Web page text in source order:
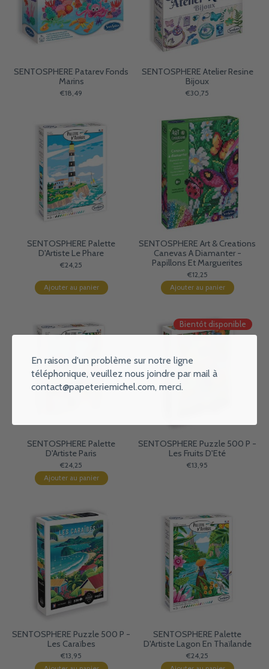
SENTOSPHERE Patarev Fonds
Marins
€18,49
SENTOSPHERE Atelier Resine
Bijoux
€30,75
SENTOSPHERE Palette
D'Artiste Le Phare
€24,25
Ajouter au panier
SENTOSPHERE Art & Creations
Canevas A Diamanter -
Papillons Et Marguerites
€12,25
Ajouter au panier
SENTOSPHERE Palette
D'Artiste Paris
€24,25
Ajouter au panier
Bientôt disponible
SENTOSPHERE Puzzle 500 P -
Les Fruits D'Eté
€13,95
SENTOSPHERE Puzzle 500 P -
Les Caraïbes
€13,95
SENTOSPHERE Palette
D'Artiste Lagon En Thaïlande
€24,25
En raison d'un problème sur notre ligne
téléphonique, veuillez nous joindre par mail à
contact@papeteriemichel.com, merci.